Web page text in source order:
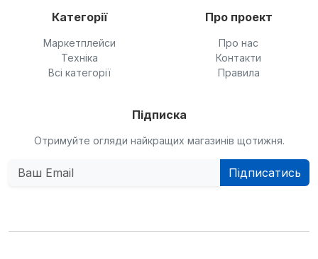
Категорії
Маркетплейси
Техніка
Всі категорії
Про проект
Про нас
Контакти
Правила
Підписка
Отримуйте огляди найкращих магазинів щотижня.
Підписатись